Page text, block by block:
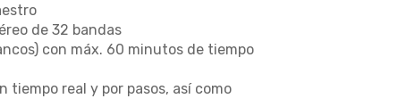
de 32 bandas
con máx. 60 minutos de tiempo
tiempo real y por pasos, así como